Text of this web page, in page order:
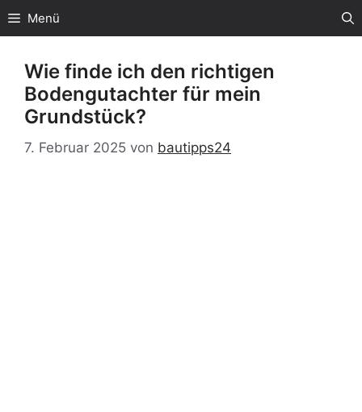
Menü
Wie finde ich den richtigen
Bodengutachter für mein
Grundstück?
7. Februar 2025 von bautipps24